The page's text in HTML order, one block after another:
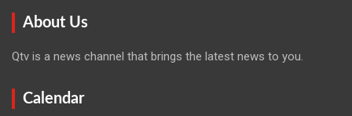
About Us
Qtv is a news channel that brings the latest news to you.
Calendar